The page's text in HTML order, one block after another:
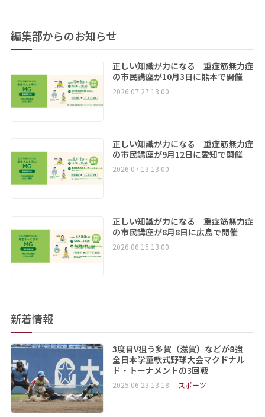
編集部からのお知らせ
正しい知識が力になる 重症筋無力症
の市民講座が10月3日に熊本で開催
2026.07.27 13:00
正しい知識が力になる 重症筋無力症
の市民講座が9月12日に愛知で開催
2026.07.13 13:00
正しい知識が力になる 重症筋無力症
の市民講座が8月8日に広島で開催
2026.06.15 13:00
新着情報
3度目V狙う多賀（滋賀）などが8強
全日本学童軟式野球大会マクドナル
ド・トーナメントの3回戦
2025.06.23 13:18 スポーツ